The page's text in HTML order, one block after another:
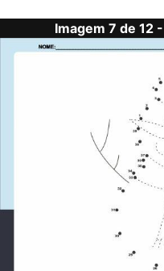
Imagem 7 de 12 -